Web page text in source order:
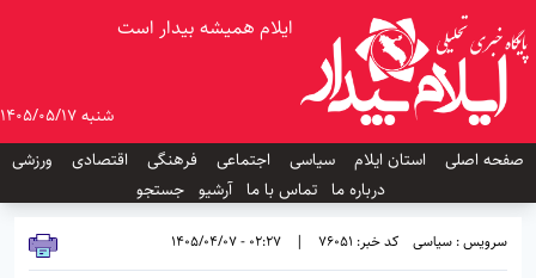
ایلام همیشه بیدار است
شنبه 1405/05/17
صفحه اصلی
استان ایلام سیاسی اجتماعی فرهنگی اقتصادی
ورزشی
درباره ما تماس با ما آرشیو جستجو
سرویس : سیاسی کد خبر: 76051 |
02:27 - 1405/04/07